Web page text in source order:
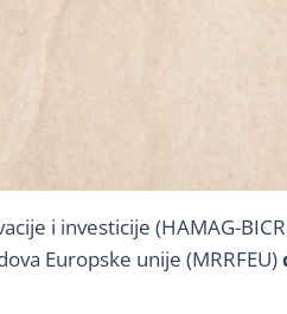
i investicije (HAMAG-
Europske unije (MRRFEU)